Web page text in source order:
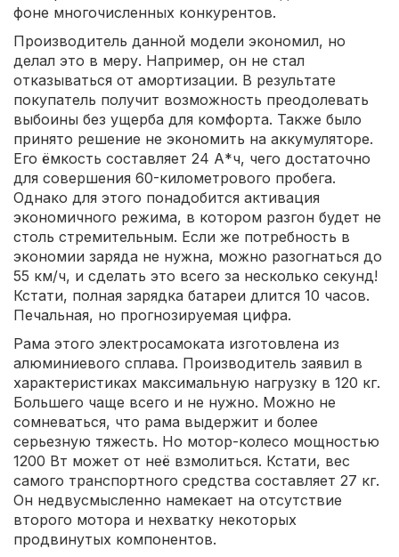
фоне многочисленных конкурентов.
Производитель данной модели экономил, но
делал это в меру. Например, он не стал
отказываться от амортизации. В результате
покупатель получит возможность преодолевать
выбоины без ущерба для комфорта. Также было
принято решение не экономить на аккумуляторе.
Его ёмкость составляет 24 А*ч, чего достаточно
для совершения 60-километрового пробега.
Однако для этого понадобится активация
экономичного режима, в котором разгон будет не
столь стремительным. Если же потребность в
экономии заряда не нужна, можно разогнаться до
55 км/ч, и сделать это всего за несколько секунд!
Кстати, полная зарядка батареи длится 10 часов.
Печальная, но прогнозируемая цифра.
Рама этого электросамоката изготовлена из
алюминиевого сплава. Производитель заявил в
характеристиках максимальную нагрузку в 120 кг.
Большего чаще всего и не нужно. Можно не
сомневаться, что рама выдержит и более
серьезную тяжесть. Но мотор-колесо мощностью
1200 Вт может от неё взмолиться. Кстати, вес
самого транспортного средства составляет 27 кг.
Он недвусмысленно намекает на отсутствие
второго мотора и нехватку некоторых
продвинутых компонентов.